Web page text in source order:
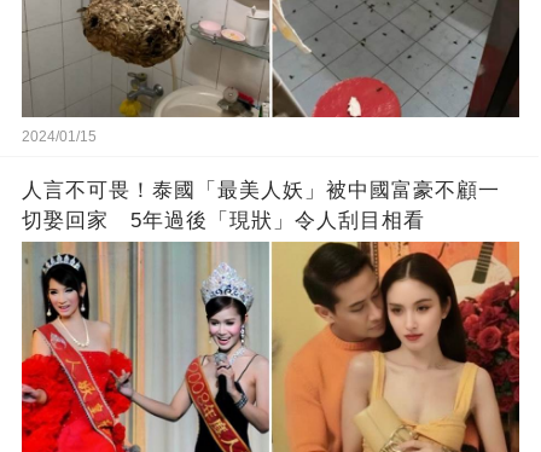
2024/01/15
人言不可畏！泰國「最美人妖」被中國富豪不顧一
切娶回家 5年過後「現狀」令人刮目相看